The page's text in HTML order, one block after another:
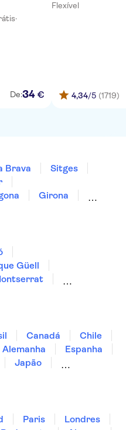
·
De:34 €
Flexível
4,34/5 (1719)
Brava
Sitges
Girona
Güell
Sofía Paseo del Arte
Canadá
Chile
Alemanha
Espanha
Japão
Paris
Londres